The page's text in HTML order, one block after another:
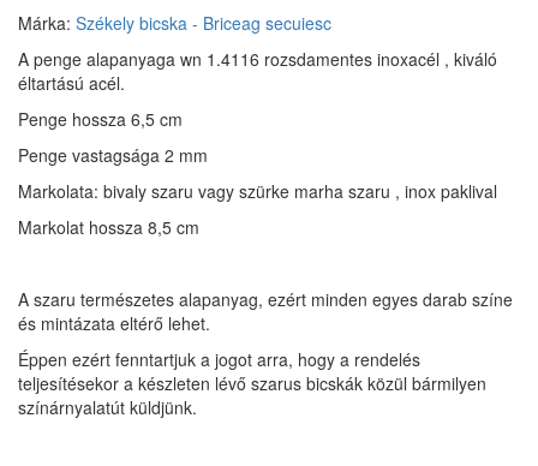
Márka: Székely bicska - Briceag secuiesc
A penge alapanyaga wn 1.4116 rozsdamentes inoxacél , kiváló
éltartású acél.
Penge hossza 6,5 cm
Penge vastagsága 2 mm
Markolata: bivaly szaru vagy szürke marha szaru , inox paklival
Markolat hossza 8,5 cm
A szaru természetes alapanyag, ezért minden egyes darab színe
és mintázata eltérő lehet.
Éppen ezért fenntartjuk a jogot arra, hogy a rendelés
teljesítésekor a készleten lévő szarus bicskák közül bármilyen
színárnyalatút küldjünk.